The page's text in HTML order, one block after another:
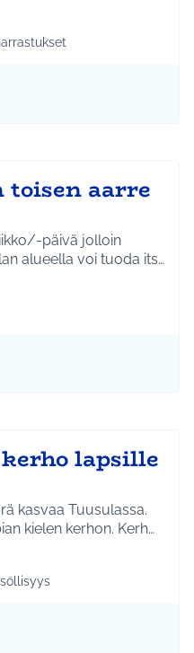
Koko Tuusula
teeman mukaan: Liikunta ja
toisen aarre
päivä jolloin
alueella voi tuoda its…
Koko Tuusula
mukaan: Ympäristö
lapsille
kasvaa Tuusulassa.
kielen kerhon. Kerh…
Jokela
mukaan: Hyvinvointi ja